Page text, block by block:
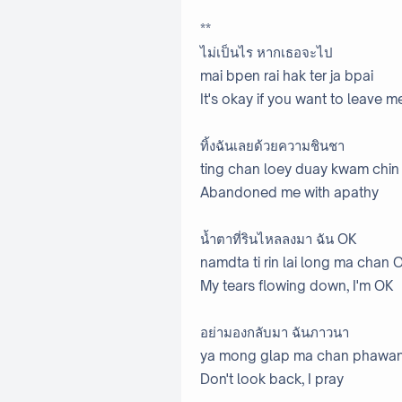
**
ไม่เป็นไร หากเธอจะไป
mai bpen rai hak ter ja bpai
It's okay if you want to leave
ทิ้งฉันเลยด้วยความชินชา
ting chan loey duay kwam chin
Abandoned me with apathy
น้ำตาที่รินไหลลงมา ฉัน OK
namdta ti rin lai long ma chan
My tears flowing down, I'm OK
อย่ามองกลับมา ฉันภาวนา
ya mong glap ma chan
Don't look back, I pray